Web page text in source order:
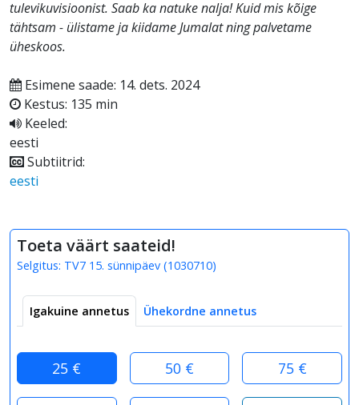
tulevikuvisioonist. Saab ka natuke nalja! Kuid mis kõige
tähtsam - ülistame ja kiidame Jumalat ning palvetame
üheskoos.
Esimene saade: 14. dets. 2024
Kestus: 135 min
Keeled:
eesti
Subtiitrid:
eesti
Toeta väärt saateid!
Selgitus: TV7 15. sünnipäev (1030710)
Igakuine annetus Ühekordne annetus
25 € 50 € 75 €